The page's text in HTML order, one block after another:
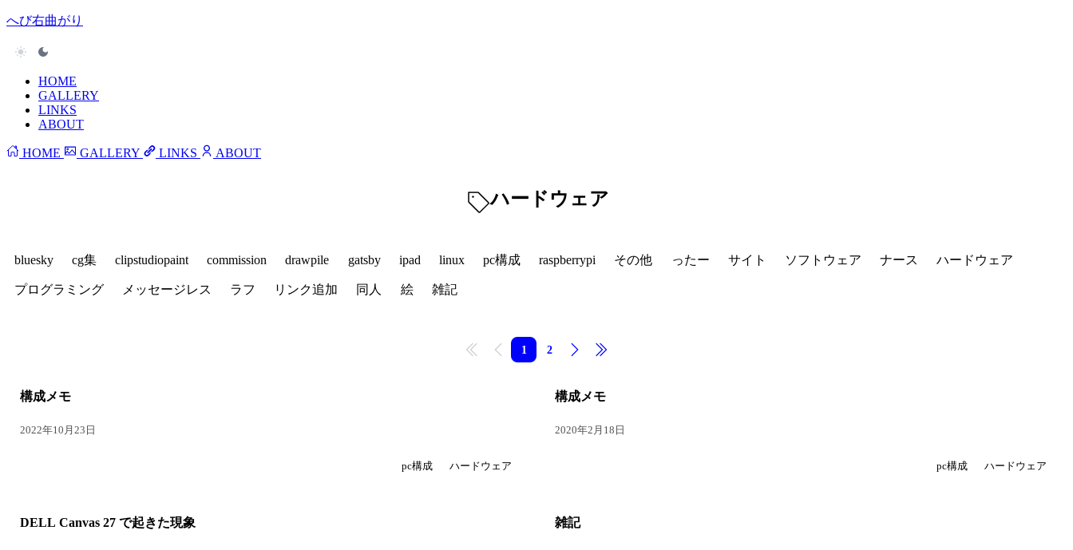
へび右曲がり
HOME
GALLERY
LINKS
ABOUT
HOME GALLERY LINKS ABOUT
ハードウェア
bluesky cg集 clipstudiopaint commission drawpile gatsby ipad linux pc構成 raspberrypi その他 ったー サイト ソフトウェア ナース ハードウェア
プログラミング メッセージレス ラフ リンク追加 同人 絵 雑記
先頭前へ1 2 次へ最後
構成メモ
2022年10月23日
pc構成 ハードウェア
構成メモ
2020年2月18日
pc構成 ハードウェア
DELL Canvas 27 で起きた現象 雑記